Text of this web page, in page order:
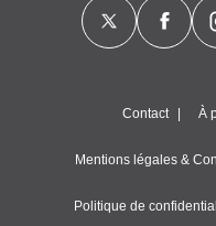
Contact À
Mentions légales &
Politique de